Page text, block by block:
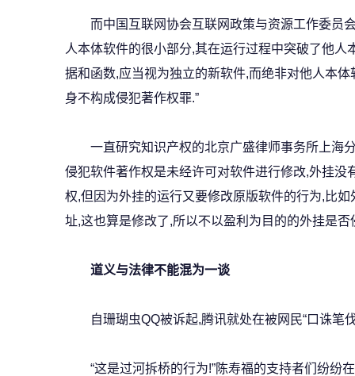
而中国互联网协会互联网政策与资源工作委员会
人本体软件的很小部分,其在运行过程中突破了他
据和函数,应当视为独立的新软件,而绝非对他人本
身不构成侵犯著作权罪.”
一直研究知识产权的北京广盛律师事务所上海
侵犯软件著作权是未经许可对软件进行修改,外挂没
权,但因为外挂的运行又要修改原版软件的行为,比
址,这也算是修改了,所以不以盈利为目的的外挂是
道义与法律不能混为一谈
自珊瑚虫QQ被诉起,腾讯就处在被网民“口诛笔
“这是过河拆桥的行为!”陈寿福的支持者们纷纷在